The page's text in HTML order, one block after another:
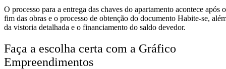
O processo para a entrega das chaves do apartamento acontece após o
fim das obras e o processo de obtenção do documento Habite-se,
da vistoria detalhada e o financiamento do saldo devedor.
Faça a escolha certa com a Gráfico
Empreendimentos